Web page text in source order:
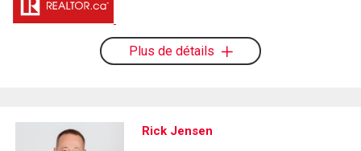
Plus de détails
Rick Jensen